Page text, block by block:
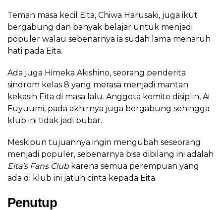
Teman masa kecil Eita, Chiwa Harusaki, juga ikut
bergabung dan banyak belajar untuk menjadi
populer walau sebenarnya ia sudah lama menaruh
hati pada Eita.
Ada juga Himeka Akishino, seorang penderita
sindrom kelas 8 yang merasa menjadi mantan
kekasih Eita di masa lalu. Anggota komite disiplin, Ai
Fuyuumi, pada akhirnya juga bergabung sehingga
klub ini tidak jadi bubar.
Meskipun tujuannya ingin mengubah seseorang
menjadi populer, sebenarnya bisa dibilang ini adalah
Eita’s Fans Club karena semua perempuan yang
ada di klub ini jatuh cinta kepada Eita.
Penutup